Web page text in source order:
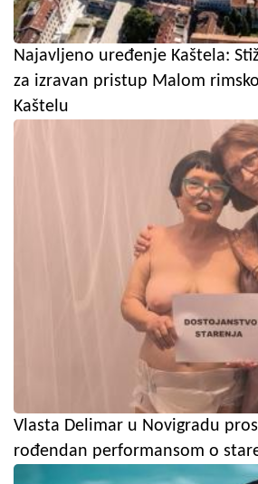
Najavljeno uređenje Kaštela:
za izravan pristup Malom
Kaštelu
Vlasta Delimar u Novigradu
rođendan performansom o